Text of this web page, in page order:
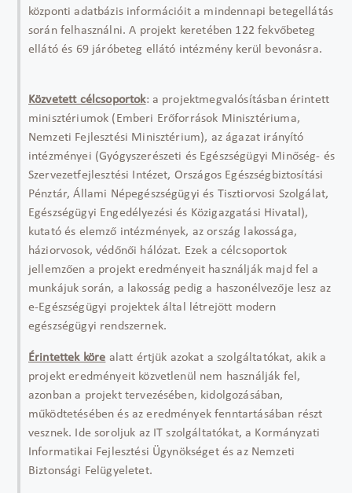
központi adatbázis információit a mindennapi betegellátás
során felhasználni. A projekt keretében 122 fekvőbeteg
ellátó és 69 járóbeteg ellátó intézmény kerül bevonásra.
Közvetett célcsoportok: a projektmegvalósításban érintett
minisztériumok (Emberi Erőforrások Minisztériuma,
Nemzeti Fejlesztési Minisztérium), az ágazat irányító
intézményei (Gyógyszerészeti és Egészségügyi Minőség- és
Szervezetfejlesztési Intézet, Országos Egészségbiztosítási
Pénztár, Állami Népegészségügyi és Tisztiorvosi Szolgálat,
Egészségügyi Engedélyezési és Közigazgatási Hivatal),
kutató és elemző intézmények, az ország lakossága,
háziorvosok, védőnői hálózat. Ezek a célcsoportok
jellemzően a projekt eredményeit használják majd fel a
munkájuk során, a lakosság pedig a haszonélvezője lesz az
e-Egészségügyi projektek által létrejött modern
egészségügyi rendszernek.
Érintettek köre alatt értjük azokat a szolgáltatókat, akik a
projekt eredményeit közvetlenül nem használják fel,
azonban a projekt tervezésében, kidolgozásában,
működtetésében és az eredmények fenntartásában részt
vesznek. Ide soroljuk az IT szolgáltatókat, a Kormányzati
Informatikai Fejlesztési Ügynökséget és az Nemzeti
Biztonsági Felügyeletet.